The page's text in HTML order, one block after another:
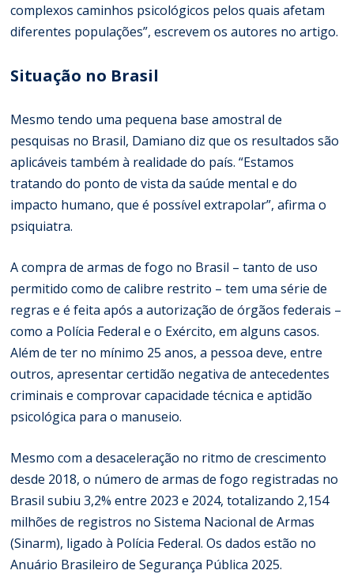
complexos caminhos psicológicos pelos quais afetam
diferentes populações”, escrevem os autores no artigo.
Situação no Brasil
Mesmo tendo uma pequena base amostral de
pesquisas no Brasil, Damiano diz que os resultados são
aplicáveis também à realidade do país. “Estamos
tratando do ponto de vista da saúde mental e do
impacto humano, que é possível extrapolar”, afirma o
psiquiatra.
A compra de armas de fogo no Brasil – tanto de uso
permitido como de calibre restrito – tem uma série de
regras e é feita após a autorização de órgãos federais –
como a Polícia Federal e o Exército, em alguns casos.
Além de ter no mínimo 25 anos, a pessoa deve, entre
outros, apresentar certidão negativa de antecedentes
criminais e comprovar capacidade técnica e aptidão
psicológica para o manuseio.
Mesmo com a desaceleração no ritmo de crescimento
desde 2018, o número de armas de fogo registradas no
Brasil subiu 3,2% entre 2023 e 2024, totalizando 2,154
milhões de registros no Sistema Nacional de Armas
(Sinarm), ligado à Polícia Federal. Os dados estão no
Anuário Brasileiro de Segurança Pública 2025.